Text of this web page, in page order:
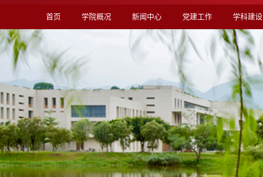
首页 学院概况 新闻中心 党建工作 学科建设